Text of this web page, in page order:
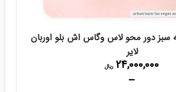
سبز دور محو لاس وگاس اش بلو اوربان
لایر
24,000,000 ریال
–
Price